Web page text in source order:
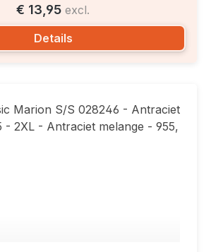
€ 13,95 excl.
Details